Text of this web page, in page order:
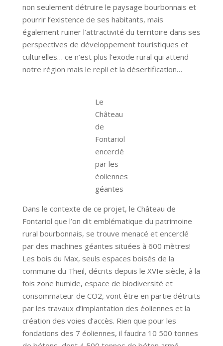
non seulement détruire le paysage bourbonnais et
pourrir l’existence de ses habitants, mais
également ruiner l’attractivité du territoire dans ses
perspectives de développement touristiques et
culturelles… ce n’est plus l’exode rural qui attend
notre région mais le repli et la désertification…
Le
Château
de
Fontariol
encerclé
par les
éoliennes
géantes
Dans le contexte de ce projet, le Château de
Fontariol que l’on dit emblématique du patrimoine
rural bourbonnais, se trouve menacé et encerclé
par des machines géantes situées à 600 mètres!
Les bois du Max, seuls espaces boisés de la
commune du Theil, décrits depuis le XVIe siècle, à la
fois zone humide, espace de biodiversité et
consommateur de CO2, vont être en partie détruits
par les travaux d’implantation des éoliennes et la
création des voies d’accès. Rien que pour les
fondations des 7 éoliennes, il faudra 10 500 tonnes